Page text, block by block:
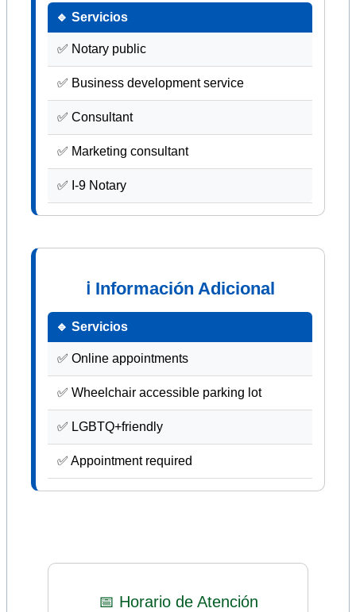
🔹 Servicios
✅ Notary public
✅ Business development service
✅ Consultant
✅ Marketing consultant
✅ I-9 Notary
ℹ Información Adicional
🔹 Servicios
✅ Online appointments
✅ Wheelchair accessible parking lot
✅ LGBTQ+friendly
✅ Appointment required
📅 Horario de Atención